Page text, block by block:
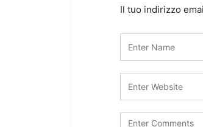
Il tuo indirizzo